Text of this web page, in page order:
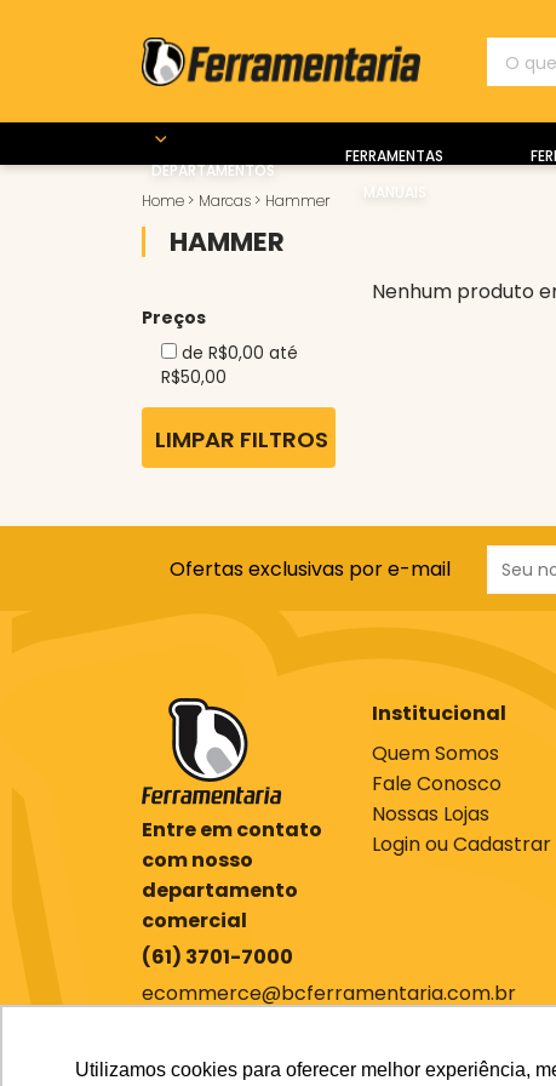
Utilizamos cookies para oferecer melhor experiência,
DEPARTAMENTOS
FERRAMENTAS
MANUAIS
Home > Marcas > Hammer
HAMMER
Preços
de R$0,00 até
R$50,00
LIMPAR FILTROS
Nenhum produto
Ofertas exclusivas por e-mail
Entre em contato
com nosso
departamento
comercial
(61) 3701-7000
ecommerce@bcferramentaria.com.br
Institucional
Quem Somos
Fale Conosco
Nossas Lojas
Login ou Cadastrar